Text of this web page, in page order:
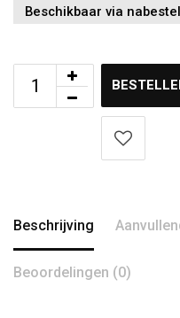
Beschikbaar via
Beschrijving
Beoordelingen (0)